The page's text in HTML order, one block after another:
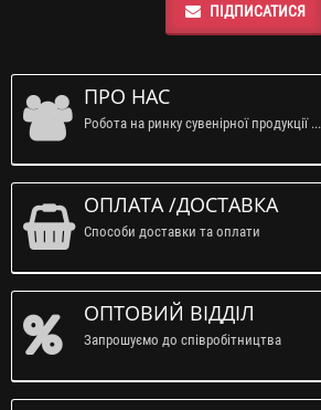
ПІДПИСАТИСЯ
ПРО НАС
Робота на ринку сувенірної продукції ...
ОПЛАТА /ДОСТАВКА
Способи доставки та оплати
ОПТОВИЙ ВІДДІЛ
Запрошуємо до співробітництва